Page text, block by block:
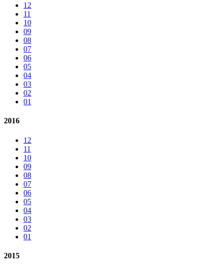
12
11
10
09
08
07
06
05
04
03
02
01
2016
12
11
10
09
08
07
06
05
04
03
02
01
2015